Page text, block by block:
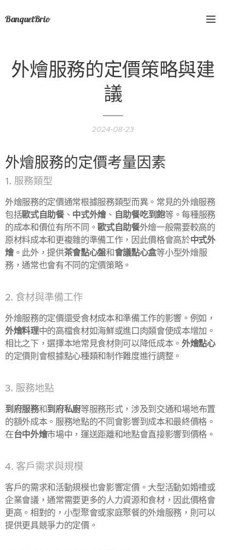
BanquetBrio
外燴服務的定價策略與建
議
2024-08-23
外燴服務的定價考量因素
1. 服務類型
外燴服務的定價通常根據服務類型而異。常見的外燴服務
包括歐式自助餐、 中式外燴、 自助餐吃到飽等。每種服務
的成本和價位有所不同。歐式自助餐外燴一般需要較高的
原材料成本和更複雜的準備工作，因此價格會高於中式外
燴。此外，提供茶會點心盤和會議點心盒等小型外燴服
務，通常也會有不同的定價策略。
2. 食材與準備工作
外燴服務的定價還受食材成本和準備工作的影響。例如，
外燴料理中的高檔食材如海鮮或進口肉類會使成本增加。
相比之下，選擇本地常見食材則可以降低成本。外燴點心
的定價則會根據點心種類和制作難度進行調整。
3. 服務地點
到府服務和到府私廚等服務形式，涉及到交通和場地布置
的額外成本。服務地點的不同會影響到成本和最終價格。
在台中外燴市場中，運送距離和地點會直接影響到價格。
4. 客戶需求與規模
客戶的需求和活動規模也會影響定價。大型活動如婚禮或
企業會議，通常需要更多的人力資源和食材，因此價格會
更高。相對的，小型聚會或家庭聚餐的外燴服務，則可以
提供更具競爭力的定價。